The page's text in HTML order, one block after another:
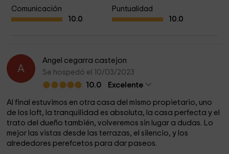
Comunicación
10.0
Puntualidad
10.0
A
Angel cegarra castejon
Se hospedó el 10/03/2023
10.0
Excelente
Al final estuvimos en otra casa del mismo propietario, uno
de los loft, la tranquilidad es absoluta, la casa perfecta y el
trato del dueño también, volveremos sin lugar a dudas. Lo
mejor las vistas desde las terrazas, el silencio, y los
alrededores perefcetos para dar paseos.